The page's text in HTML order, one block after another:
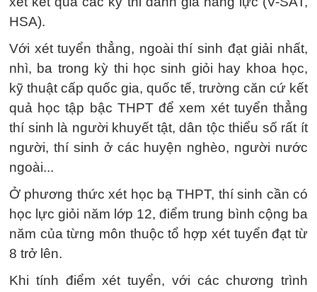
HSA).
Với xét tuyển thẳng, ngoài thí sinh đạt giải nhất,
nhì, ba trong kỳ thi học sinh giỏi hay khoa học,
kỹ thuật cấp quốc gia, quốc tế, trường căn cứ kết
quả học tập bậc THPT để xem xét tuyển thẳng
thí sinh là người khuyết tật, dân tộc thiểu số rất ít
người, thí sinh ở các huyện nghèo, người nước
ngoài...
Ở phương thức xét học bạ THPT, thí sinh cần có
học lực giỏi năm lớp 12, điểm trung bình cộng ba
năm của từng môn thuộc tổ hợp xét tuyển đạt từ
8 trở lên.
Khi tính điểm xét tuyển, với các chương trình